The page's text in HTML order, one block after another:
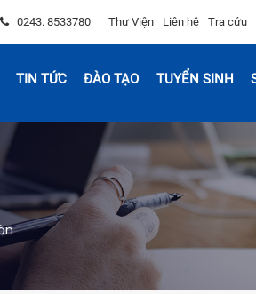
0243. 8533780 Thư Viện Liên hệ Tra cứu
TIN TỨC ĐÀO TẠO TUYỂN SINH